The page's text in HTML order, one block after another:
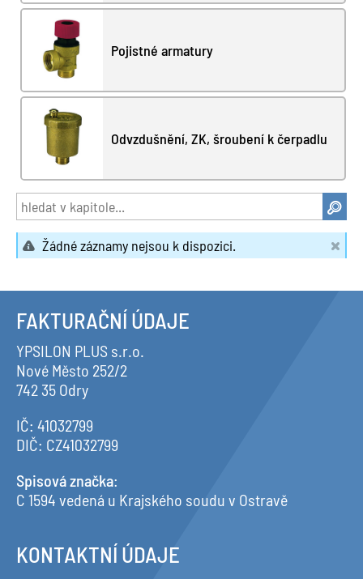
Pojistné armatury
Odvzdušnění, ZK, šroubení k čerpadlu
Žádné záznamy nejsou k dispozici.
FAKTURAČNÍ ÚDAJE
YPSILON PLUS s.r.o.
Nové Město 252/2
742 35 Odry
IČ: 41032799
DIČ: CZ41032799
Spisová značka:
C 1594 vedená u Krajského soudu v Ostravě
KONTAKTNÍ ÚDAJE